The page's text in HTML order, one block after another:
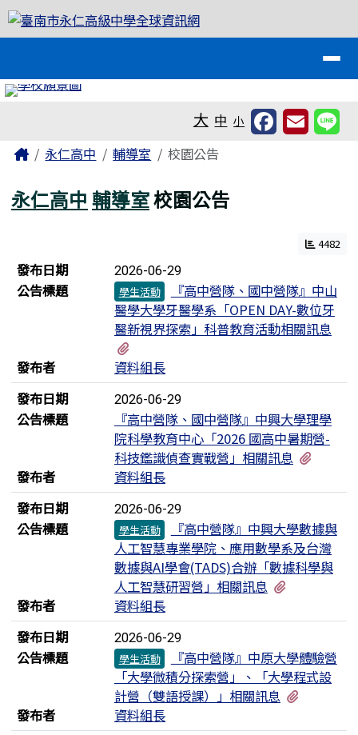
跳至主內容區
臺南市永仁高級中學全球資訊網
大 中 小
主內容區域
Home永仁高中 輔導室 校園公告
永仁高中 輔導室校園公告
4482
新聞列表
發布日期 2026-06-29
公告標題 學生活動
『高中營隊、國中營隊』中山
醫學大學牙醫學系「OPEN DAY-數位牙
醫新視界探索」科普教育活動相關訊息
發布者
資料組長
發布日期
2026-06-29
公告標題
『高中營隊、國中營隊』中興大學理學
院科學教育中心「2026 國高中暑期營-
科技鑑識偵查實戰營」相關訊息
發布者
資料組長
發布日期
2026-06-29
公告標題 學生活動
『高中營隊』中興大學數據與
人工智慧專業學院、應用數學系及台灣
數據與AI學會(TADS)合辦「數據科學與
人工智慧研習營」相關訊息
發布者
資料組長
發布日期
2026-06-29
公告標題 學生活動
『高中營隊』中原大學體驗營
「大學微積分探索營」、「大學程式設
計營（雙語授課）」相關訊息
發布者
資料組長
頁尾區域